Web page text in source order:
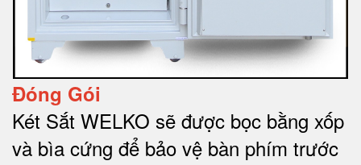
Đóng Gói
Két Sắt WELKO sẽ được bọc bằng xốp
và bìa cứng để bảo vệ bàn phím trước